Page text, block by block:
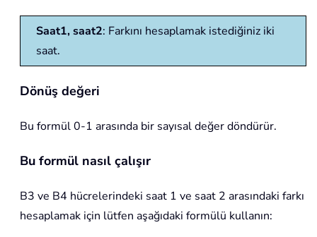
Saat1, saat2: Farkını hesaplamak istediğiniz iki
saat.
Dönüş değeri
Bu formül 0-1 arasında bir sayısal değer döndürür.
Bu formül nasıl çalışır
B3 ve B4 hücrelerindeki saat 1 ve saat 2 arasındaki farkı
hesaplamak için lütfen aşağıdaki formülü kullanın: